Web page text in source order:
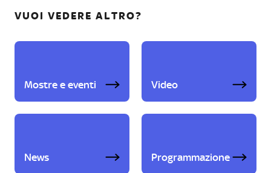
VUOI VEDERE ALTRO?
Mostre e eventi Video
News Programmazione